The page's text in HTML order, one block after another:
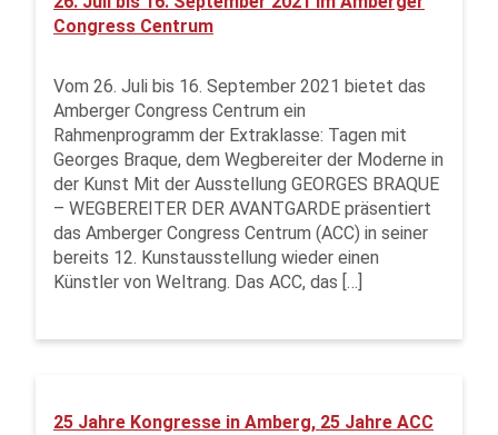
Congress Centrum
Vom 26. Juli bis 16. September 2021 bietet das
Amberger Congress Centrum ein
Rahmenprogramm der Extraklasse: Tagen mit
Georges Braque, dem Wegbereiter der Moderne in
der Kunst Mit der Ausstellung GEORGES BRAQUE
– WEGBEREITER DER AVANTGARDE präsentiert
das Amberger Congress Centrum (ACC) in seiner
bereits 12. Kunstausstellung wieder einen
Künstler von Weltrang. Das ACC, das […]
25 Jahre Kongresse in Amberg, 25 Jahre ACC